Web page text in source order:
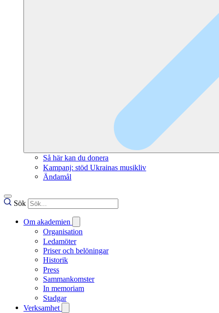
Så här kan du donera
Kampanj: stöd Ukrainas musikliv
Ändamål
Sök
Om akademien
Organisation
Ledamöter
Priser och belöningar
Historik
Press
Sammankomster
In memoriam
Stadgar
Verksamhet